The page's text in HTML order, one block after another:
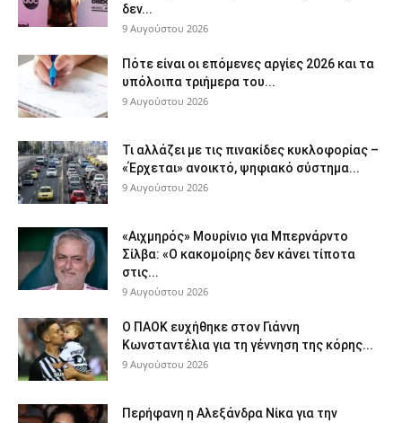
δεν...
9 Αυγούστου 2026
Πότε είναι οι επόμενες αργίες 2026 και τα
υπόλοιπα τριήμερα του...
9 Αυγούστου 2026
Τι αλλάζει με τις πινακίδες κυκλοφορίας –
«Έρχεται» ανοικτό, ψηφιακό σύστημα...
9 Αυγούστου 2026
«Αιχμηρός» Μουρίνιο για Μπερνάρντο
Σίλβα: «Ο κακομοίρης δεν κάνει τίποτα
στις...
9 Αυγούστου 2026
Ο ΠΑΟΚ ευχήθηκε στον Γιάννη
Κωνσταντέλια για τη γέννηση της κόρης...
9 Αυγούστου 2026
Περήφανη η Αλεξάνδρα Νίκα για την